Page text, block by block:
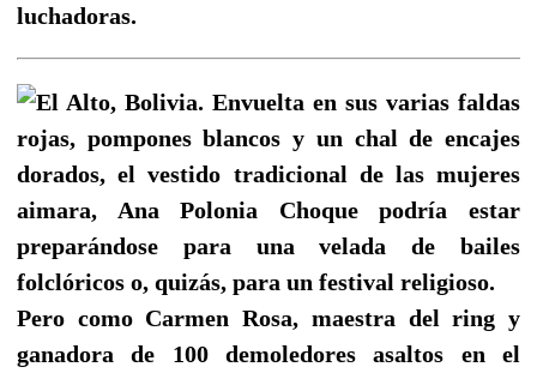
luchadoras.
El Alto, Bolivia. Envuelta en sus varias faldas
rojas, pompones blancos y un chal de encajes
dorados, el vestido tradicional de las mujeres
aimara, Ana Polonia Choque podría estar
preparándose para una velada de bailes
folclóricos o, quizás, para un festival religioso.
Pero como Carmen Rosa, maestra del ring y
ganadora de 100 demoledores asaltos en el